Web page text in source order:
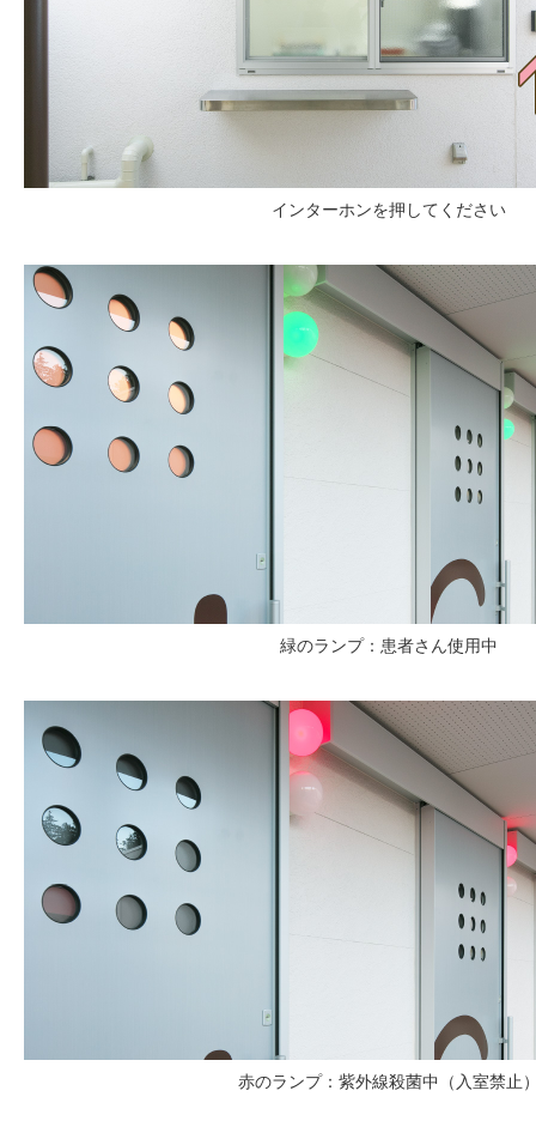
インターホンを押してください
緑のランプ：患者さん使用中
赤のランプ：紫外線殺菌中（入室禁止